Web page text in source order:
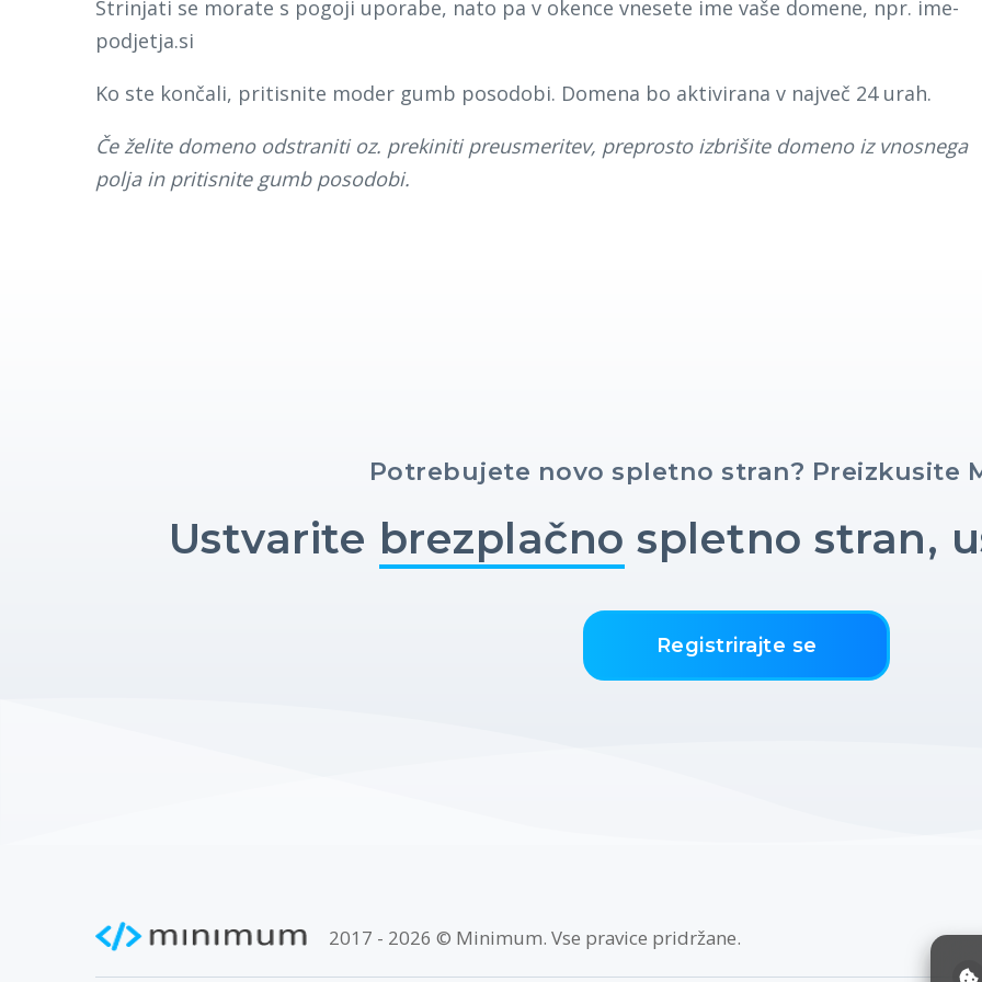
Strinjati se morate s pogoji uporabe, nato pa v okence vnesete ime vaše domene, npr. ime-
podjetja.si
Ko ste končali, pritisnite moder gumb posodobi. Domena bo aktivirana v največ 24 urah.
Če želite domeno odstraniti oz. prekiniti preusmeritev, preprosto izbrišite domeno iz vnosnega
polja in pritisnite gumb posodobi.
Potrebujete novo spletno stran? Preizkusite
Ustvarite brezplačno spletno stran,
Registrirajte se
2017 - 2026 © Minimum. Vse pravice pridržane.